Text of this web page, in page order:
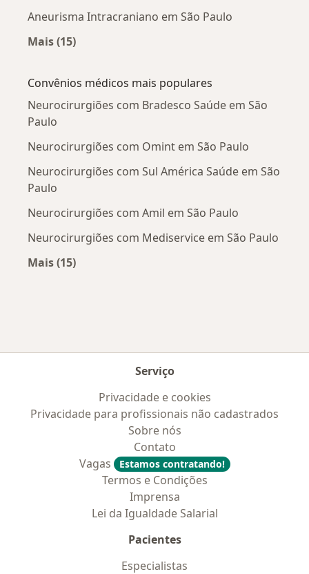
Aneurisma Intracraniano em São Paulo
Mais (15)
Convênios médicos mais populares
Neurocirurgiões com Bradesco Saúde em São
Paulo
Neurocirurgiões com Omint em São Paulo
Neurocirurgiões com Sul América Saúde em São
Paulo
Neurocirurgiões com Amil em São Paulo
Neurocirurgiões com Mediservice em São Paulo
Mais (15)
Serviço
Privacidade e cookies
Privacidade para profissionais não cadastrados
Sobre nós
Contato
Vagas
Estamos contratando!
Termos e Condições
Imprensa
Lei da Igualdade Salarial
Pacientes
Especialistas